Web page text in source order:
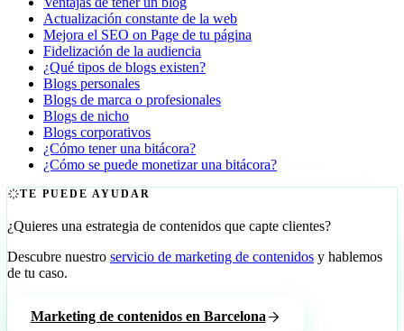
Actualización constante de la web
Mejora el SEO on Page de tu página
Fidelización de la audiencia
¿Qué tipos de blogs existen?
Blogs personales
Blogs de marca o profesionales
Blogs de nicho
Blogs corporativos
¿Cómo tener una bitácora?
¿Cómo se puede monetizar una bitácora?
TE PUEDE AYUDAR
¿Quieres una estrategia de contenidos que capte clientes?
Descubre nuestro servicio de marketing de contenidos y hablemos
de tu caso.
Marketing de contenidos en Barcelona